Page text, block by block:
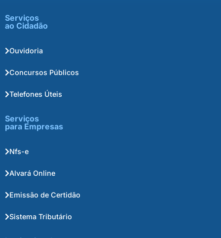
Serviços
ao Cidadão
Ouvidoria
Concursos Públicos
Telefones Úteis
Serviços
para Empresas
Nfs-e
Alvará Online
Emissão de Certidão
Sistema Tributário